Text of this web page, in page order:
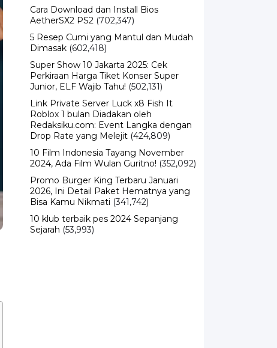
Cara Download dan Install Bios
AetherSX2 PS2 (702,347)
5 Resep Cumi yang Mantul dan Mudah
Dimasak (602,418)
Super Show 10 Jakarta 2025: Cek
Perkiraan Harga Tiket Konser Super
Junior, ELF Wajib Tahu! (502,131)
Link Private Server Luck x8 Fish It
Roblox 1 bulan Diadakan oleh
Redaksiku.com: Event Langka dengan
Drop Rate yang Melejit (424,809)
10 Film Indonesia Tayang November
2024, Ada Film Wulan Guritno! (352,092)
Promo Burger King Terbaru Januari
2026, Ini Detail Paket Hematnya yang
Bisa Kamu Nikmati (341,742)
10 klub terbaik pes 2024 Sepanjang
Sejarah (53,993)